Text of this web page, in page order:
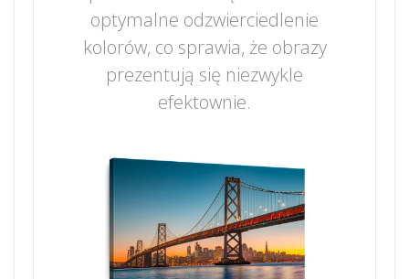
optymalne odzwierciedlenie
kolorów, co sprawia, że obrazy
prezentują się niezwykle
efektownie.